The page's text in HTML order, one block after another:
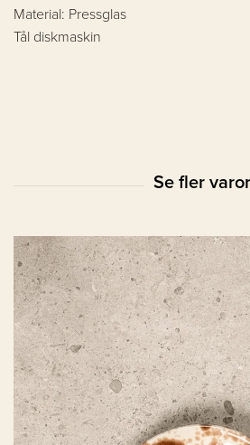
Material: Pressglas
Tål diskmaskin